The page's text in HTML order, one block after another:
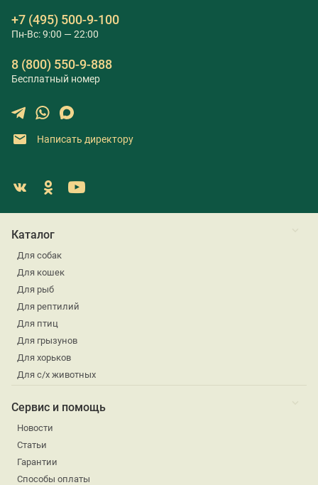
+7 (495) 500-9-100
Пн-Вс: 9:00 — 22:00
8 (800) 550-9-888
Бесплатный номер
Написать директору
Каталог
Для собак
Для кошек
Для рыб
Для рептилий
Для птиц
Для грызунов
Для хорьков
Для с/х животных
Сервис и помощь
Новости
Статьи
Гарантии
Способы оплаты